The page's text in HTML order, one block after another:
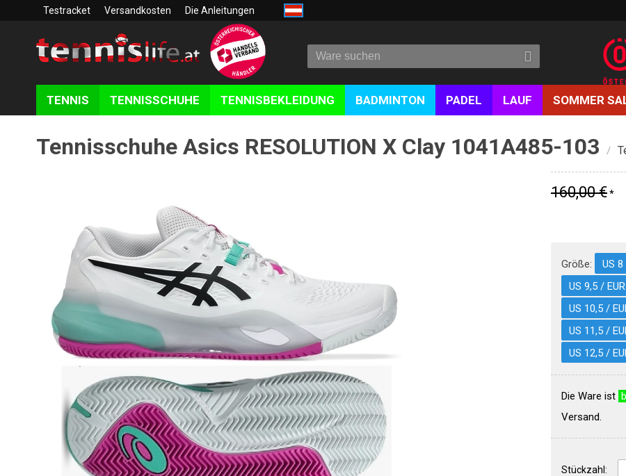
Testracket Versandkosten Die Anleitungen
TENNIS TENNISSCHUHE TENNISBEKLEIDUNG BADMINTON PADEL LAUF SOMMER
Tennisschuhe Asics RESOLUTION X Clay 1041A485-103 /
160,00 €*
Größe: US
US 9,5 /
US 10,5 /
US 11,5 /
US 12,5 /
Die Ware ist
Versand.
Stückzahl: